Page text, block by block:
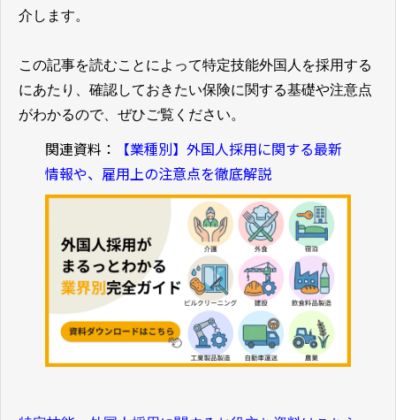
介します。
この記事を読むことによって特定技能外国人を採用する
にあたり、確認しておきたい保険に関する基礎や注意点
がわかるので、ぜひご覧ください。
関連資料：
【業種別】外国人採用に関する最新
情報や、雇用上の注意点を徹底解説